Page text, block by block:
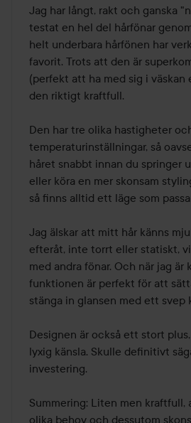
av
5
Jag har långt, rakt och ganska
testat en hel del hårfönar
helt underbara hårfönen har
favorit. Trots att den är
(perfekt att ha med sig i väskan
den riktigt kraftfull.
Den har tre olika hastigheter
temperaturinställningar, så
håret snabbt innan du springer
eller köra en mer skonsam
så finns alltid ett läge som
Jag älskar att mitt hår känns
efteråt, inte torrt eller statiskt,
med andra fönar. Och när jag är
funktionen är perfekt för att
stänga in glansen med ett
Designen är också ett stort
lyxig känsla. Skulle definitivt
investering.
Summering: Liten men kraftfull,
olika behov och dessutom